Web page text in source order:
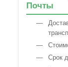
Почты
Срок